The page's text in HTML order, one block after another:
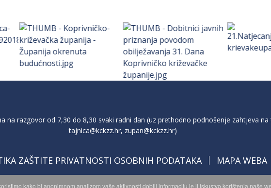
na razgovor od 7,30 do 8,30 svaki radni dan (uz prethodno podnošenje zahtjeva na
tajnica@kckzz.hr, zupan@kckzz.hr)
ZAŠTITE PRIVATNOSTI OSOBNIH PODATAKA MAPA WEBA
kako bi anonimnom analizom vaše aktivnosti dobili informaciju je li iskustvo korištenja naše